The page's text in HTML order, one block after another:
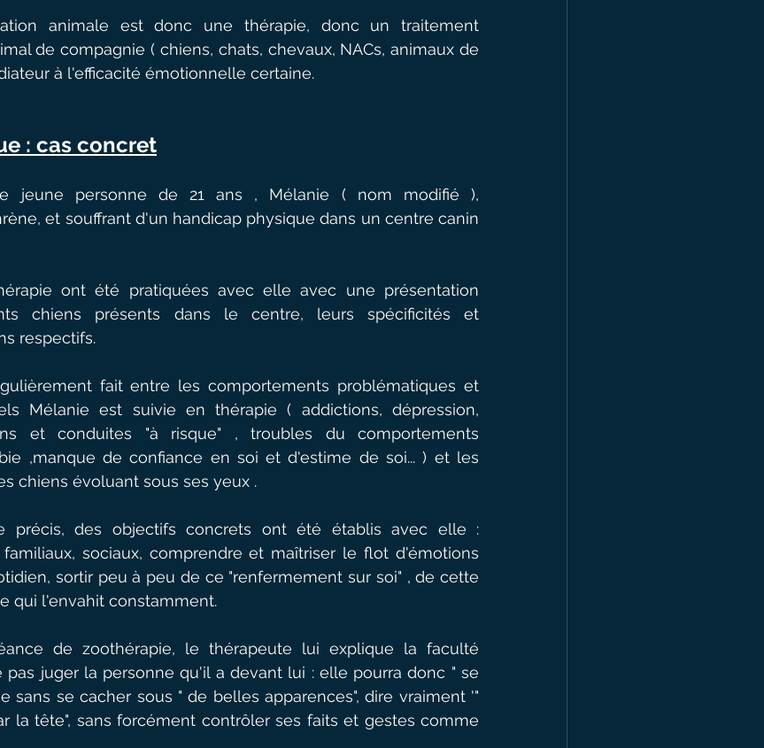
animale est donc une thérapie, donc un traitement
de compagnie ( chiens, chats, chevaux, NACs, animaux de
à l'efficacité émotionnelle certaine.
: cas concret
jeune personne de 21 ans , Mélanie ( nom modifié ),
et souffrant d'un handicap physique dans un centre canin
ont été pratiquées avec elle avec une présentation
chiens présents dans le centre, leurs spécificités et
respectifs.
fait entre les comportements problématiques et
Mélanie est suivie en thérapie ( addictions, dépression,
et conduites "à risque" , troubles du comportements
,manque de confiance en soi et d'estime de soi... ) et les
chiens évoluant sous ses yeux .
précis, des objectifs concrets ont été établis avec elle :
sociaux, comprendre et maîtriser le flot d'émotions
sortir peu à peu de ce "renfermement sur soi" , de cette
qui l'envahit constamment.
de zoothérapie, le thérapeute lui explique la faculté
juger la personne qu'il a devant lui : elle pourra donc " se
sans se cacher sous " de belles apparences", dire vraiment '"
la tête", sans forcément contrôler ses faits et gestes comme